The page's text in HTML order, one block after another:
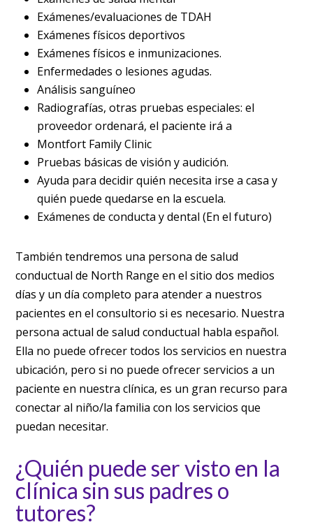
Exámenes/evaluaciones de TDAH
Exámenes físicos deportivos
Exámenes físicos e inmunizaciones.
Enfermedades o lesiones agudas.
Análisis sanguíneo
Radiografías, otras pruebas especiales: el
proveedor ordenará, el paciente irá a
Montfort Family Clinic
Pruebas básicas de visión y audición.
Ayuda para decidir quién necesita irse a casa y
quién puede quedarse en la escuela.
Exámenes de conducta y dental (En el futuro)
También tendremos una persona de salud
conductual de North Range en el sitio dos medios
días y un día completo para atender a nuestros
pacientes en el consultorio si es necesario. Nuestra
persona actual de salud conductual habla español.
Ella no puede ofrecer todos los servicios en nuestra
ubicación, pero si no puede ofrecer servicios a un
paciente en nuestra clínica, es un gran recurso para
conectar al niño/la familia con los servicios que
puedan necesitar.
¿Quién puede ser visto en la
clínica sin sus padres o
tutores?